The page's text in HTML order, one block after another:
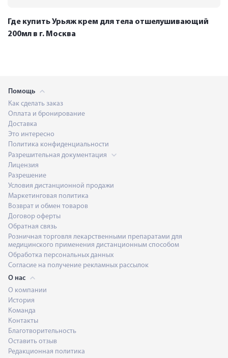
Где купить Урьяж крем для тела отшелушивающий
200мл в г. Москва
Помощь
Как сделать заказ
Оплата и бронирование
Доставка
Это интересно
Политика конфиденциальности
Разрешительная документация
Лицензия
Разрешение
Условия дистанционной продажи
Маркетинговая политика
Возврат и обмен товаров
Договор оферты
Обратная связь
Розничная торговля лекарственными препаратами для
медицинского применения дистанционным способом
Обработка персональных данных
Согласие на получение рекламных рассылок
О нас
О компании
История
Команда
Контакты
Благотворительность
Оставить отзыв
Редакционная политика